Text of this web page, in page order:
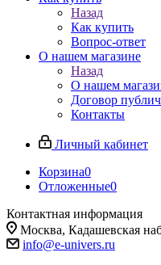
Назад
Как купить
Вопрос-ответ
О нашем магазине
Назад
О нашем
Договор
Контакты
Личный кабинет
Корзина0
Отложенные0
Контактная информация
Москва, Кадашевская
info@e-univers.ru